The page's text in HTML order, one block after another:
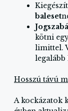
baleset
kötni
limittel.
Hosszú távú
A kockázatok